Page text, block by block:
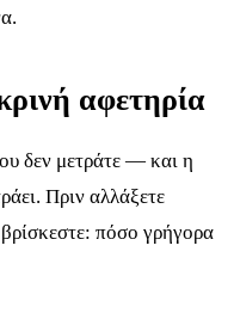
αφετηρία
δεν μετράτε — και η
Πριν αλλάξετε
πόσο γρήγορα